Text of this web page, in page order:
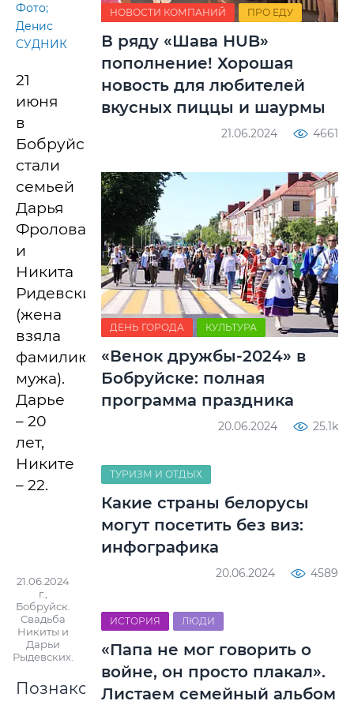
Фото;
Денис
СУДНИК
21
июня
в
Бобруйске
стали
семьей
Дарья
Фролова
и
Никита
Ридевский
(жена
взяла
фамилию
мужа).
Дарье
– 20
лет,
Никите
– 22.
21.06.2024
г.,
Бобруйск.
Свадьба
Никиты и
Дарьи
Рыдевских.
Познакомились
НОВОСТИ КОМПАНИЙ ПРО ЕДУ
В ряду «Шава HUB»
пополнение! Хорошая
новость для любителей
вкусных пиццы и шаурмы
21.06.2024 4661
ДЕНЬ ГОРОДА КУЛЬТУРА
«Венок дружбы-2024» в
Бобруйске: полная
программа праздника
20.06.2024 25.1k
ТУРИЗМ И ОТДЫХ
Какие страны белорусы
могут посетить без виз:
инфографика
20.06.2024 4589
ИСТОРИЯ ЛЮДИ
«Папа не мог говорить о
войне, он просто плакал».
Листаем семейный альбом